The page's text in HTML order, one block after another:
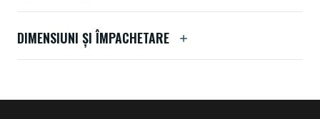
DIMENSIUNI ȘI ÎMPACHETARE